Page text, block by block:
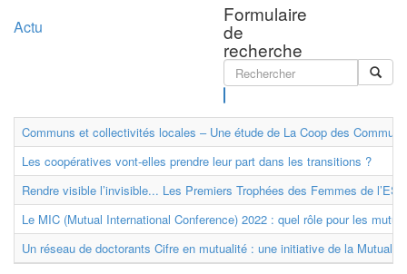
Formulaire
de
recherche
Actu
Communs et collectivités locales – Une étude de La Coop des
Les coopératives vont-elles prendre leur part dans les transitions ?
Rendre visible l’invisible... Les Premiers Trophées des Femmes de
Le MIC (Mutual International Conference) 2022 : quel rôle pour les
Un réseau de doctorants Cifre en mutualité : une initiative de la